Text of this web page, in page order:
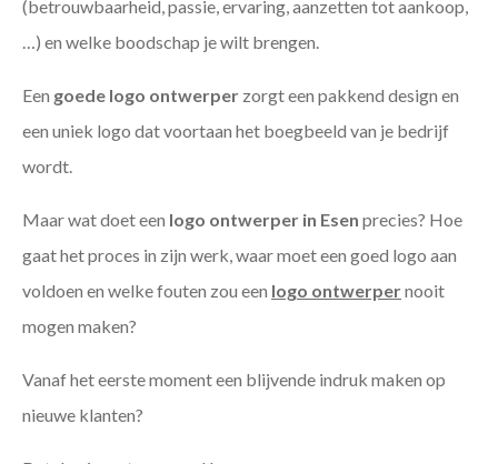
(betrouwbaarheid, passie, ervaring, aanzetten tot aankoop,
…) en welke boodschap je wilt brengen.
Een goede logo ontwerper zorgt een pakkend design en
een uniek logo dat voortaan het boegbeeld van je bedrijf
wordt.
Maar wat doet een logo ontwerper in Esen precies? Hoe
gaat het proces in zijn werk, waar moet een goed logo aan
voldoen en welke fouten zou een logo ontwerpernooit
mogen maken?
Vanaf het eerste moment een blijvende indruk maken op
nieuwe klanten?